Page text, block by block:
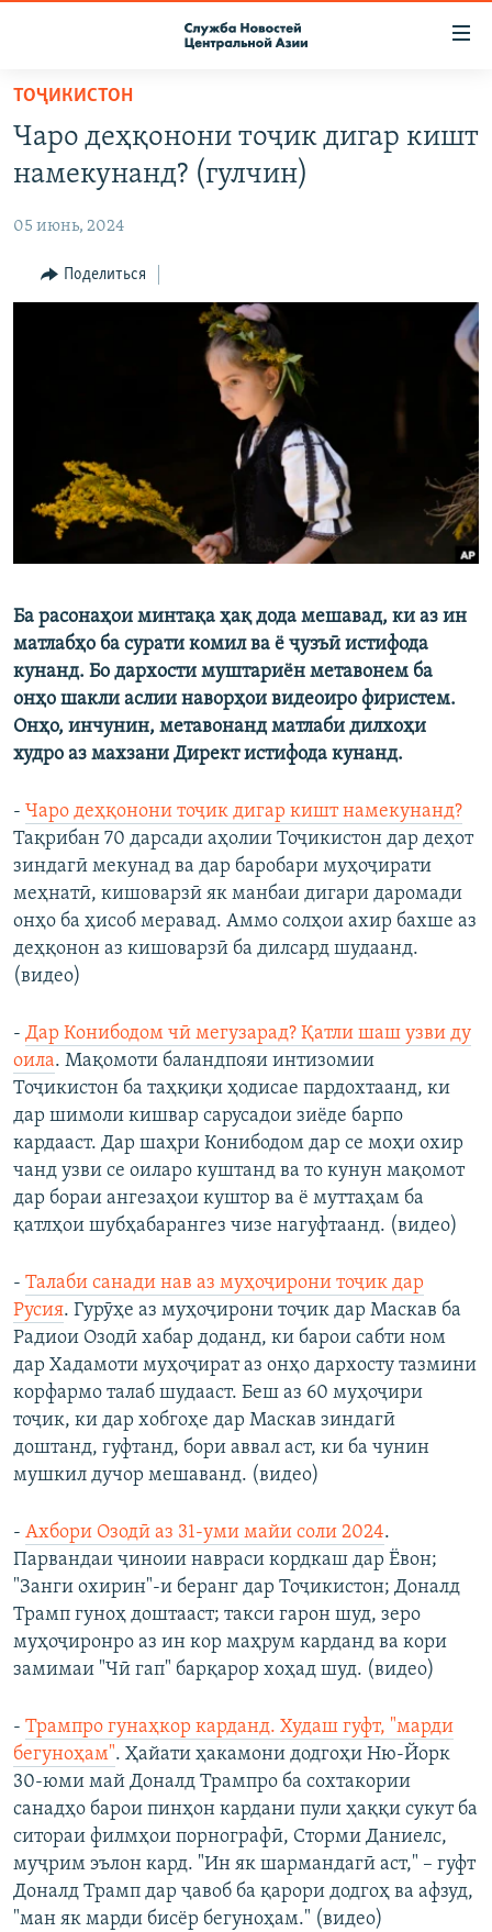
Вернуться
основному
содержанию
навигации
Вернутся
ПОДПИСКА
КОНТАКТЫ
RFE/RL ДИРЕКТ
НАСТОЯЩЕЕ ВРЕМЯ
ТОҶИКИСТОН
Чаро деҳқонони тоҷик дигар кишт
намекунанд? (гулчин)
05 июнь, 2024
Поделиться
Ба расонаҳои минтақа ҳақ дода мешавад, ки аз ин
матлабҳо ба сурати комил ва ё ҷузъӣ истифода
кунанд. Бо дархости муштариён метавонем ба
онҳо шакли аслии наворҳои видеоиро фиристем.
Онҳо, инчунин, метавонанд матлаби дилхоҳи
худро аз махзани Директ истифода кунанд.
- Чаро деҳқонони тоҷик дигар кишт намекунанд?
Тақрибан 70 дарсади аҳолии Тоҷикистон дар деҳот
зиндагӣ мекунад ва дар баробари муҳоҷирати
меҳнатӣ, кишоварзӣ як манбаи дигари даромади
онҳо ба ҳисоб меравад. Аммо солҳои ахир бахше аз
деҳқонон аз кишоварзӣ ба дилсард шудаанд.
(видео)
- Дар Конибодом чӣ мегузарад? Қатли шаш узви ду
оила. Мақомоти баландпояи интизомии
Тоҷикистон ба таҳқиқи ҳодисае пардохтаанд, ки
дар шимоли кишвар сарусадои зиёде барпо
кардааст. Дар шаҳри Конибодом дар се моҳи охир
чанд узви се оиларо куштанд ва то кунун мақомот
дар бораи ангезаҳои куштор ва ё муттаҳам ба
қатлҳои шубҳабарангез чизе нагуфтаанд. (видео)
- Талаби санади нав аз муҳоҷирони тоҷик дар
Русия. Гурӯҳе аз муҳоҷирони тоҷик дар Маскав ба
Радиои Озодӣ хабар доданд, ки барои сабти ном
дар Хадамоти муҳоҷират аз онҳо дархосту тазмини
корфармо талаб шудааст. Беш аз 60 муҳоҷири
тоҷик, ки дар хобгоҳе дар Маскав зиндагӣ
доштанд, гуфтанд, бори аввал аст, ки ба чунин
мушкил дучор мешаванд. (видео)
- Ахбори Озодӣ аз 31-уми майи соли 2024.
Парвандаи ҷиноии навраси кордкаш дар Ёвон;
"Занги охирин"-и беранг дар Тоҷикистон; Доналд
Трамп гуноҳ доштааст; такси гарон шуд, зеро
муҳоҷиронро аз ин кор маҳрум карданд ва кори
замимаи "Чӣ гап" барқарор хоҳад шуд. (видео)
- Трампро гунаҳкор карданд. Худаш гуфт, "марди
бегуноҳам". Ҳайати ҳакамони додгоҳи Ню-Йорк
30-юми май Доналд Трампро ба сохтакории
санадҳо барои пинҳон кардани пули ҳаққи сукут ба
ситораи филмҳои порнографӣ, Сторми Даниелс,
муҷрим эълон кард. "Ин як шармандагӣ аст," – гуфт
Доналд Трамп дар ҷавоб ба қарори додгоҳ ва афзуд,
"ман як марди бисёр бегуноҳам." (видео)